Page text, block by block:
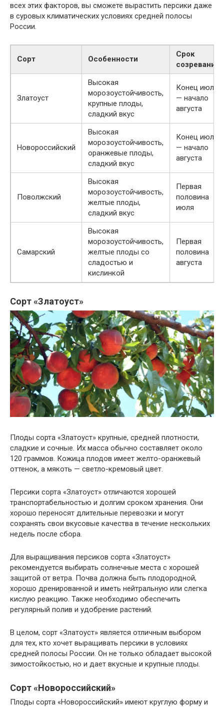
всех этих факторов, вы сможете вырастить персики даже
в суровых климатических условиях средней полосы
России.
Сорт Особенности
Срок
созревания
Златоуст
Высокая
морозоустойчивость,
крупные плоды,
сладкий вкус
Конец июля
— начало
августа
Новороссийский
Высокая
морозоустойчивость,
оранжевые плоды,
сладкий вкус
Конец июля
— начало
августа
Поволжский
Высокая
морозоустойчивость,
желтые плоды,
сладкий вкус
Первая
половина
июля
Самарский
Высокая
морозоустойчивость,
желтые плоды со
сладостью и
кислинкой
Первая
половина
августа
Сорт «Златоуст»
Плоды сорта «Златоуст» крупные, средней плотности,
сладкие и сочные. Их масса обычно составляет около
120 граммов. Кожица плодов имеет желто-оранжевый
оттенок, а мякоть — светло-кремовый цвет.
Персики сорта «Златоуст» отличаются хорошей
транспортабельностью и долгим сроком хранения. Они
хорошо переносят длительные перевозки и могут
сохранять свои вкусовые качества в течение нескольких
недель после сбора.
Для выращивания персиков сорта «Златоуст»
рекомендуется выбирать солнечные места с хорошей
защитой от ветра. Почва должна быть плодородной,
хорошо дренированной и иметь нейтральную или слегка
кислую реакцию. Также необходимо обеспечить
регулярный полив и удобрение растений.
В целом, сорт «Златоуст» является отличным выбором
для тех, кто хочет выращивать персики в условиях
средней полосы России. Он не только обладает высокой
зимостойкостью, но и дает вкусные и крупные плоды.
Сорт «Новороссийский»
Плоды сорта «Новороссийский» имеют круглую форму и